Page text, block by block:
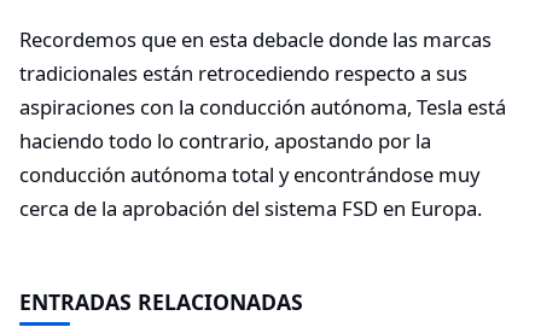
Recordemos que en esta debacle donde las marcas
tradicionales están retrocediendo respecto a sus
aspiraciones con la conducción autónoma, Tesla está
haciendo todo lo contrario, apostando por la
conducción autónoma total y encontrándose muy
cerca de la aprobación del sistema FSD en Europa.
ENTRADAS RELACIONADAS